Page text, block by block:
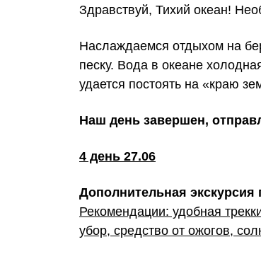
Здравствуй, Тихий океан!
Наслаждаемся отдыхом на
песку. Вода в океане
удается постоять на «краю
Наш день завершен,
4 день 27.06
Дополнительная
Рекомендации: удобная
убор, средство от ожогов,